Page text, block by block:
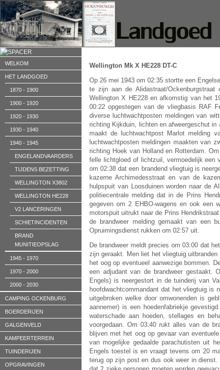
WELKOM
HET LANDGOED
1870 - 1900
1900 - 1920
1920 - 1930
1930 - 1940
1940 - 1945
ENGELANDVAARDERS
TIJDENS BEZETTING
WELLINGTON X3802
WELLINGTON HE228
V2 LANCERINGEN
SCHIETINCIDENTEN
BRAND
MUNITIEOPSLAG
1945 - 1970
1970 - 2000
2000 - 2030
CAMPING OCKENBURG
BOERDERIJEN
GALGENVELD
KAMPEERTERREIN
TUINDERIJEN
OPGRAVINGEN
Wellington Mk X HE228 DT-C
Op 26 mei 1943 om 02:35 stortte een
te zijn aan de Alidastraat/
Wellington X HE228 en afkomstig van het
00:22 opgestegen van de vliegbasis RAF
diverse luchtwachtposten meldingen van
richting Kijkduin, lichten en afweergeschut
maakt de luchtwachtpost Marlot melding
luchtwachtposten meldingen maakten van
richting Hoek van Holland en Rotterdam.
felle lichtgloed of lichtzuil, vermoedelijk een
om 02:38 dat een brandend vliegtuig is
kazerne Archimedesstraat en van de
hulpspuit van Loosduinen worden naar de
politiecentrale melding dat in de Prins
gegeven om 2 EHBO-wagens en ook een
motorspuit uitrukt naar de Prins
de brandweer melding gemaakt van een
Opruimingsdienst rukken om 02:57 uit.
De brandweer meldt precies om 03:00 dat
zijn geraakt. Men liet het vliegtuig
het oog op eventueel aanwezige bommen.
een adjudant van de brandweer gestaakt.
Engels) is neergestort in de tuinderij van
hoofdwachtcommandant dat het vliegtuig is
uitgebroken welke door omwonenden is
aannemer) is een hoedenfabriekje
waterschade aan hoeden, stellages en
voorgedaan. Om 03:40 rukt alles van de
blijven met het oog op gevaar van
van mogelijke gedaalde parachutisten uit
Engels toestel is en vraagt tevens om 20
terug op zijn post en dus ook weer in